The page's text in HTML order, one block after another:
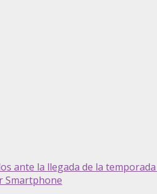
ante la llegada de la
Smartphone